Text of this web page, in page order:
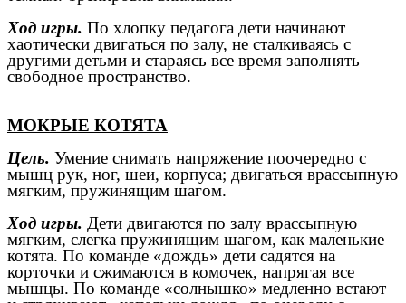
Ход игры. По хлопку педагога дети начинают
хаотически двигаться по залу, не сталкиваясь с
другими детьми и стараясь все время заполнять
свободное пространство.
МОКРЫЕ КОТЯТА
Цель. Умение снимать напряжение поочередно с
мышц рук, ног, шеи, корпуса; двигаться врассыпную
мягким, пружинящим шагом.
Ход игры. Дети двигаются по залу врассыпную
мягким, слегка пружинящим шагом, как маленькие
котята. По команде «дождь» дети садятся на
корточки и сжимаются в комочек, напрягая все
мышцы. По команде «солнышко» медленно встают